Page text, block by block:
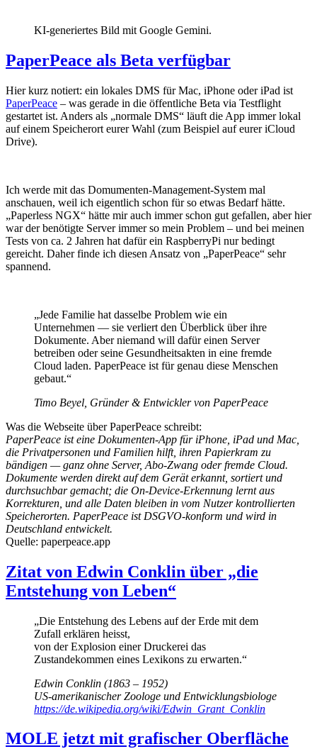
KI-generiertes Bild mit Google Gemini.
PaperPeace als Beta verfügbar
Hier kurz notiert: ein lokales DMS für Mac, iPhone oder iPad ist
PaperPeace – was gerade in die öffentliche Beta via Testflight
gestartet ist. Anders als „normale DMS“ läuft die App immer lokal
auf einem Speicherort eurer Wahl (zum Beispiel auf eurer iCloud
Drive).
Ich werde mit das Domumenten-Management-System mal
anschauen, weil ich eigentlich schon für so etwas Bedarf hätte.
„Paperless NGX“ hätte mir auch immer schon gut gefallen, aber hier
war der benötigte Server immer so mein Problem – und bei meinen
Tests von ca. 2 Jahren hat dafür ein RaspberryPi nur bedingt
gereicht. Daher finde ich diesen Ansatz von „PaperPeace“ sehr
spannend.
„Jede Familie hat dasselbe Problem wie ein
Unternehmen — sie verliert den Überblick über ihre
Dokumente. Aber niemand will dafür einen Server
betreiben oder seine Gesundheitsakten in eine fremde
Cloud laden. PaperPeace ist für genau diese Menschen
gebaut.“
Timo Beyel, Gründer & Entwickler von PaperPeace
Was die Webseite über PaperPeace schreibt:
PaperPeace ist eine Dokumenten-App für iPhone, iPad und Mac,
die Privatpersonen und Familien hilft, ihren Papierkram zu
bändigen — ganz ohne Server, Abo-Zwang oder fremde Cloud.
Dokumente werden direkt auf dem Gerät erkannt, sortiert und
durchsuchbar gemacht; die On-Device-Erkennung lernt aus
Korrekturen, und alle Daten bleiben in vom Nutzer kontrollierten
Speicherorten. PaperPeace ist DSGVO-konform und wird in
Deutschland entwickelt.
Quelle: paperpeace.app
Zitat von Edwin Conklin über „die
Entstehung von Leben“
„Die Entstehung des Lebens auf der Erde mit dem
Zufall erklären heisst,
von der Explosion einer Druckerei das
Zustandekommen eines Lexikons zu erwarten.“
Edwin Conklin (1863 – 1952)
US-amerikanischer Zoologe und Entwicklungsbiologe
https://de.wikipedia.org/wiki/Edwin_Grant_Conklin
MOLE jetzt mit grafischer Oberfläche